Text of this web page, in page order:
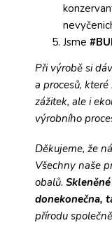
Jsme
Při výrobě si
a procesů,
zážitek, ale i
výrobního
Děkujeme, že
Všechny naše
obalů.
donekonečna,
přírodu